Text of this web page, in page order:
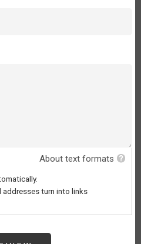
About text formats
addresses turn into links